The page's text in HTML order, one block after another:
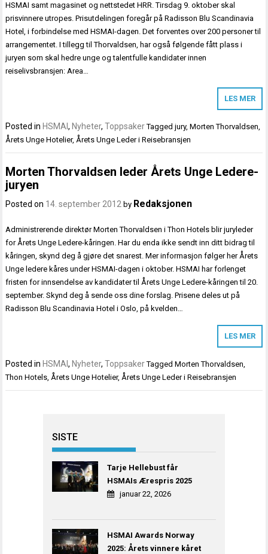
HSMAI samt magasinet og nettstedet HRR. Tirsdag 9. oktober skal
prisvinnere utropes. Prisutdelingen foregår på Radisson Blu Scandinavia
Hotel, i forbindelse med HSMAI-dagen. Det forventes over 200 personer til
arrangementet. I tillegg til Thorvaldsen, har også følgende fått plass i
juryen som skal hedre unge og talentfulle kandidater innen
reiselivsbransjen: Area…
LES MER
Posted in HSMAI, Nyheter,Toppsaker Taggedjury,Morten Thorvaldsen,
Årets Unge Hotelier,Årets Unge Leder i Reisebransjen
Morten Thorvaldsen leder Årets Unge Ledere-
juryen
Posted on 14. september 2012 by Redaksjonen
Administrerende direktør Morten Thorvaldsen i Thon Hotels blir juryleder
for Årets Unge Ledere-kåringen. Har du enda ikke sendt inn ditt bidrag til
kåringen, skynd deg å gjøre det snarest. Mer informasjon følger her Årets
Unge ledere kåres under HSMAI-dagen i oktober. HSMAI har forlenget
fristen for innsendelse av kandidater til Årets Unge Ledere-kåringen til 20.
september. Skynd deg å sende oss dine forslag. Prisene deles ut på
Radisson Blu Scandinavia Hotel i Oslo, på kvelden…
LES MER
Posted in HSMAI, Nyheter,Toppsaker TaggedMorten Thorvaldsen
Thon Hotels Årets Unge Hotelier, Årets Unge Leder i Reisebransjen
SISTE
Tarje Hellebust får
HSMAIs Ærespris 2025
januar 22, 2026
HSMAI Awards Norway
2025: Årets vinnere kåret